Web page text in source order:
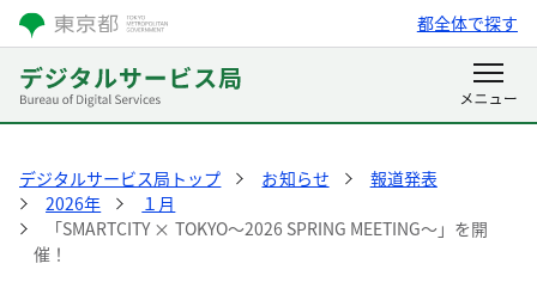
都全体で探す
デジタルサービス局トップ お知らせ
報道発表
2026年
１月
「SMARTCITY × TOKYO～2026 SPRING MEETING～」を開
催！